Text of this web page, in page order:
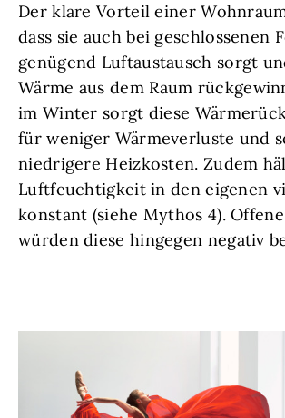
Der klare Vorteil einer
dass sie auch bei geschlossenen
genügend Luftaustausch sorgt
Wärme aus dem Raum
im Winter sorgt diese
für weniger Wärmeverluste und
niedrigere Heizkosten. Zudem
Luftfeuchtigkeit in den eigenen
konstant (siehe Mythos 4).
würden diese hingegen negativ